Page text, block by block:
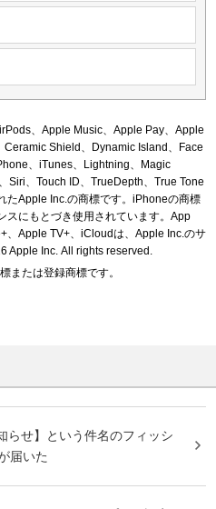
、Apple Music、Apple Pay、Apple
Shield、Dynamic Island、Face
、iTunes、Lightning、Magic
Siri、Touch ID、TrueDepth、True Tone
たApple Inc.の商標です。iPhoneの商標
スにもとづき使用されています。App
、Apple TV+、iCloudは、Apple Inc.のサ
Apple Inc. All rights reserved.
または登録商標です。
らせ】という件名のフィッシ
届いた